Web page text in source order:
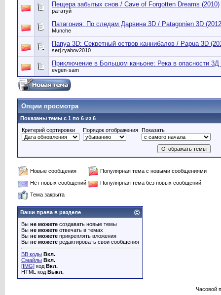
Пещера забытых снов / Cave of Forgotten Dreams (2010)
рататуй
Патагония: По следам Дарвина 3D / Patagonien 3D
Munche
Папуа 3D: Секретный остров каннибалов / Papua 3D
serj.ryabov2010
Приключение в Большом каньоне: Река в опасности 3Д
evgen-sam
Опции просмотра
Показаны темы с 1 по 6 из 6
Критерий сортировки
Порядок отображения Показать
Новые сообщения
Популярная тема с новыми сообщениями
Нет новых сообщений
Популярная тема без новых сообщений
Тема закрыта
Ваши права в разделе
Вы не можете создавать новые темы
Вы не можете отвечать в темах
Вы не можете прикреплять вложения
Вы не можете редактировать свои сообщения
BB коды Вкл.
Смайлы Вкл.
[IMG] код Вкл.
HTML код Выкл.
Часовой